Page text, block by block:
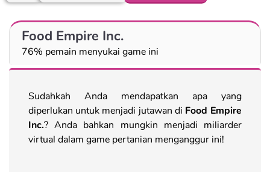
Food Empire Inc.
76% pemain menyukai game ini
Sudahkah Anda mendapatkan apa yang
diperlukan untuk menjadi jutawan di Food Empire
Inc.? Anda bahkan mungkin menjadi miliarder
virtual dalam game pertanian menganggur ini!